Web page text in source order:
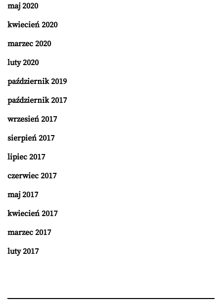
maj 2020
kwiecień 2020
marzec 2020
luty 2020
październik 2019
październik 2017
wrzesień 2017
sierpień 2017
lipiec 2017
czerwiec 2017
maj 2017
kwiecień 2017
marzec 2017
luty 2017